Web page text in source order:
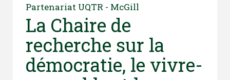
Partenariat UQTR - McGill
La Chaire de
recherche sur la
démocratie, le vivre-